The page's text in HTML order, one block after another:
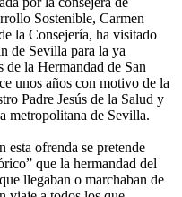
Sostenible, Carmen
la Consejería, ha visitado
de Sevilla para la ya
la Hermandad de San
unos años con motivo de la
Padre Jesús de la Salud y
metropolitana de Sevilla.
esta ofrenda se pretende
que la hermandad del
llegaban o marchaban de